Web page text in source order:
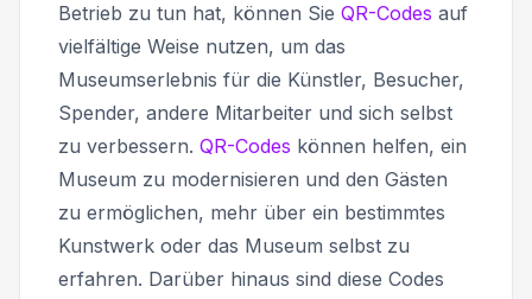
Betrieb zu tun hat, können Sie QR-Codes auf
vielfältige Weise nutzen, um das
Museumserlebnis für die Künstler, Besucher,
Spender, andere Mitarbeiter und sich selbst
zu verbessern. QR-Codes können helfen, ein
Museum zu modernisieren und den Gästen
zu ermöglichen, mehr über ein bestimmtes
Kunstwerk oder das Museum selbst zu
erfahren. Darüber hinaus sind diese Codes